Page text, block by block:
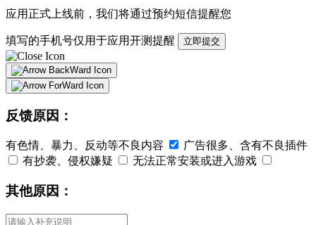
应用正式上线前，我们将通过预约短信提醒您
填写的手机号仅用于应用开测提醒 立即提交
反馈原因：
有色情、暴力、反动等不良内容
广告很多、含有不良插件
有抄袭、侵权嫌疑
无法正常安装或进入游戏
其他原因：